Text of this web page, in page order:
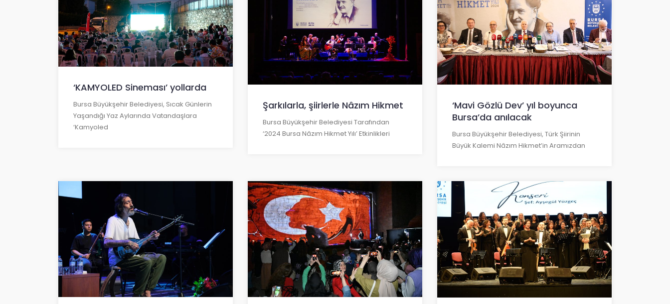
‘KAMYOLED Sineması’ yollarda
Bursa Büyükşehir Belediyesi, Sıcak Günlerin
Yaşandığı Yaz Aylarında Vatandaşlara
‘Kamyoled
Şarkılarla, şiirlerle Nâzım Hikmet
Bursa Büyükşehir Belediyesi Tarafından
‘2024 Bursa Nâzım Hikmet Yılı’ Etkinlikleri
‘Mavi Gözlü Dev’ yıl boyunca
Bursa’da anılacak
Bursa Büyükşehir Belediyesi, Türk Şiirinin
Büyük Kalemi Nâzım Hikmet’in Aramızdan